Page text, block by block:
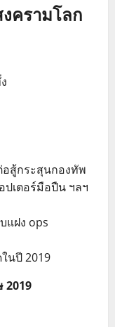
ครามโลก
อสู้กระสุนกองทัพ
เตอร์มือปืน ฯลฯ
แฝง ops
นปี 2019
2019